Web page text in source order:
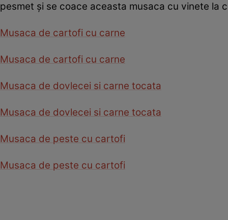
pesmet şi se coace aceasta musaca cu vinete la
Musaca de cartofi cu carne
Musaca de cartofi cu carne
Musaca de dovlecei si carne tocata
Musaca de dovlecei si carne tocata
Musaca de peste cu cartofi
Musaca de peste cu cartofi